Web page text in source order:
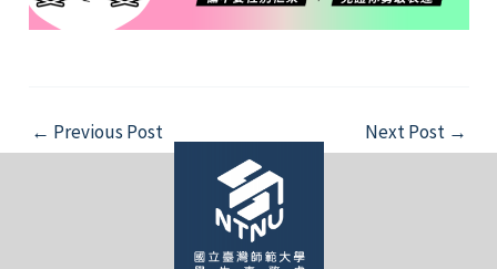
Post
← Previous Post Next Post →